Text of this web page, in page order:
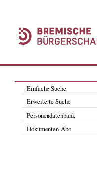
Einfache Suche
Erweiterte Suche
Personendatenbank
Dokumenten-Abo